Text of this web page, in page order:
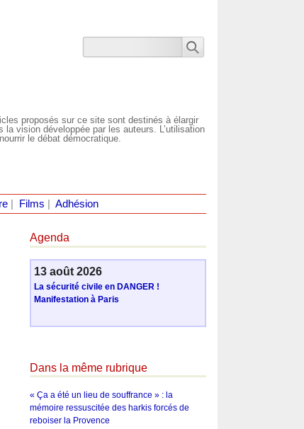
proposés sur ce site sont destinés à élargir
vision développée par les auteurs. L’utilisation
le débat démocratique.
| Films Adhésion
Agenda
13 août 2026
La sécurité civile en DANGER !
Manifestation à Paris
Dans la même rubrique
« Ça a été un lieu de souffrance » : la
mémoire ressuscitée des harkis forcés de
reboiser la Provence